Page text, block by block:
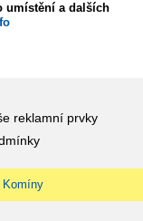
umístění a dalších
reklamní prvky
Komíny